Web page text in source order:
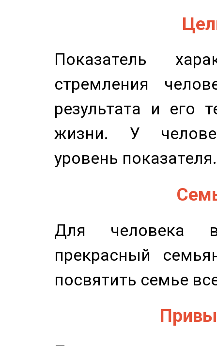
Показатель
стремления
результата и его
жизни. У
уровень показателя.
Для человека
прекрасный
посвятить семье